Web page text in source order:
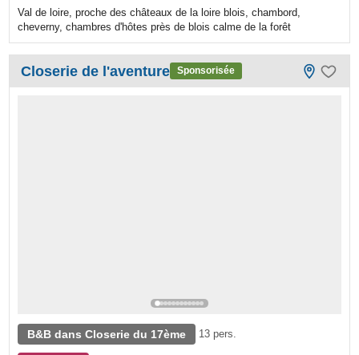
Val de loire, proche des châteaux de la loire blois, chambord,
cheverny, chambres d'hôtes près de blois calme de la forêt
Closerie de l'aventure Sponsorisée
B&B dans Closerie du 17ème 13 pers.